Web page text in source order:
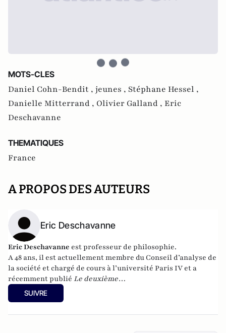
MOTS-CLES
Daniel Cohn-Bendit , jeunes , Stéphane Hessel ,
Danielle Mitterrand , Olivier Galland , Eric
Deschavanne
THEMATIQUES
France
A PROPOS DES AUTEURS
Eric Deschavanne
Eric Deschavanne est professeur de philosophie.
A 48 ans, il est actuellement membre du Conseil d’analyse de
la société et chargé de cours à l’université Paris IV et a
récemment publié Le deuxième
humanisme – Introduction à la pensée de Luc Ferry
(Germina, 2010). Il est également l’auteur, avec Pierre-Henri
SUIVRE